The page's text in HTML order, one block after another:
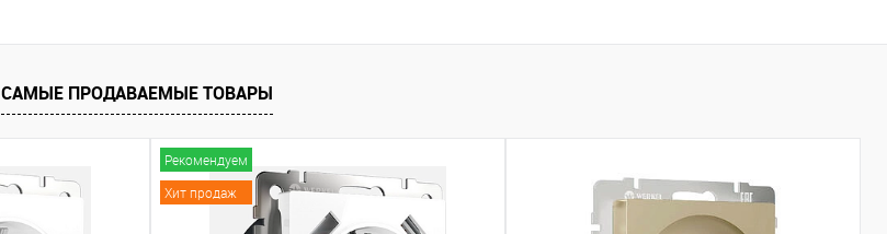
САМЫЕ ПРОДАВАЕМЫЕ ТОВАРЫ
Рекомендуем
Хит продаж